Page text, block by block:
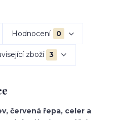
Hodnocení 0
zboží 3
červená řepa, celer a